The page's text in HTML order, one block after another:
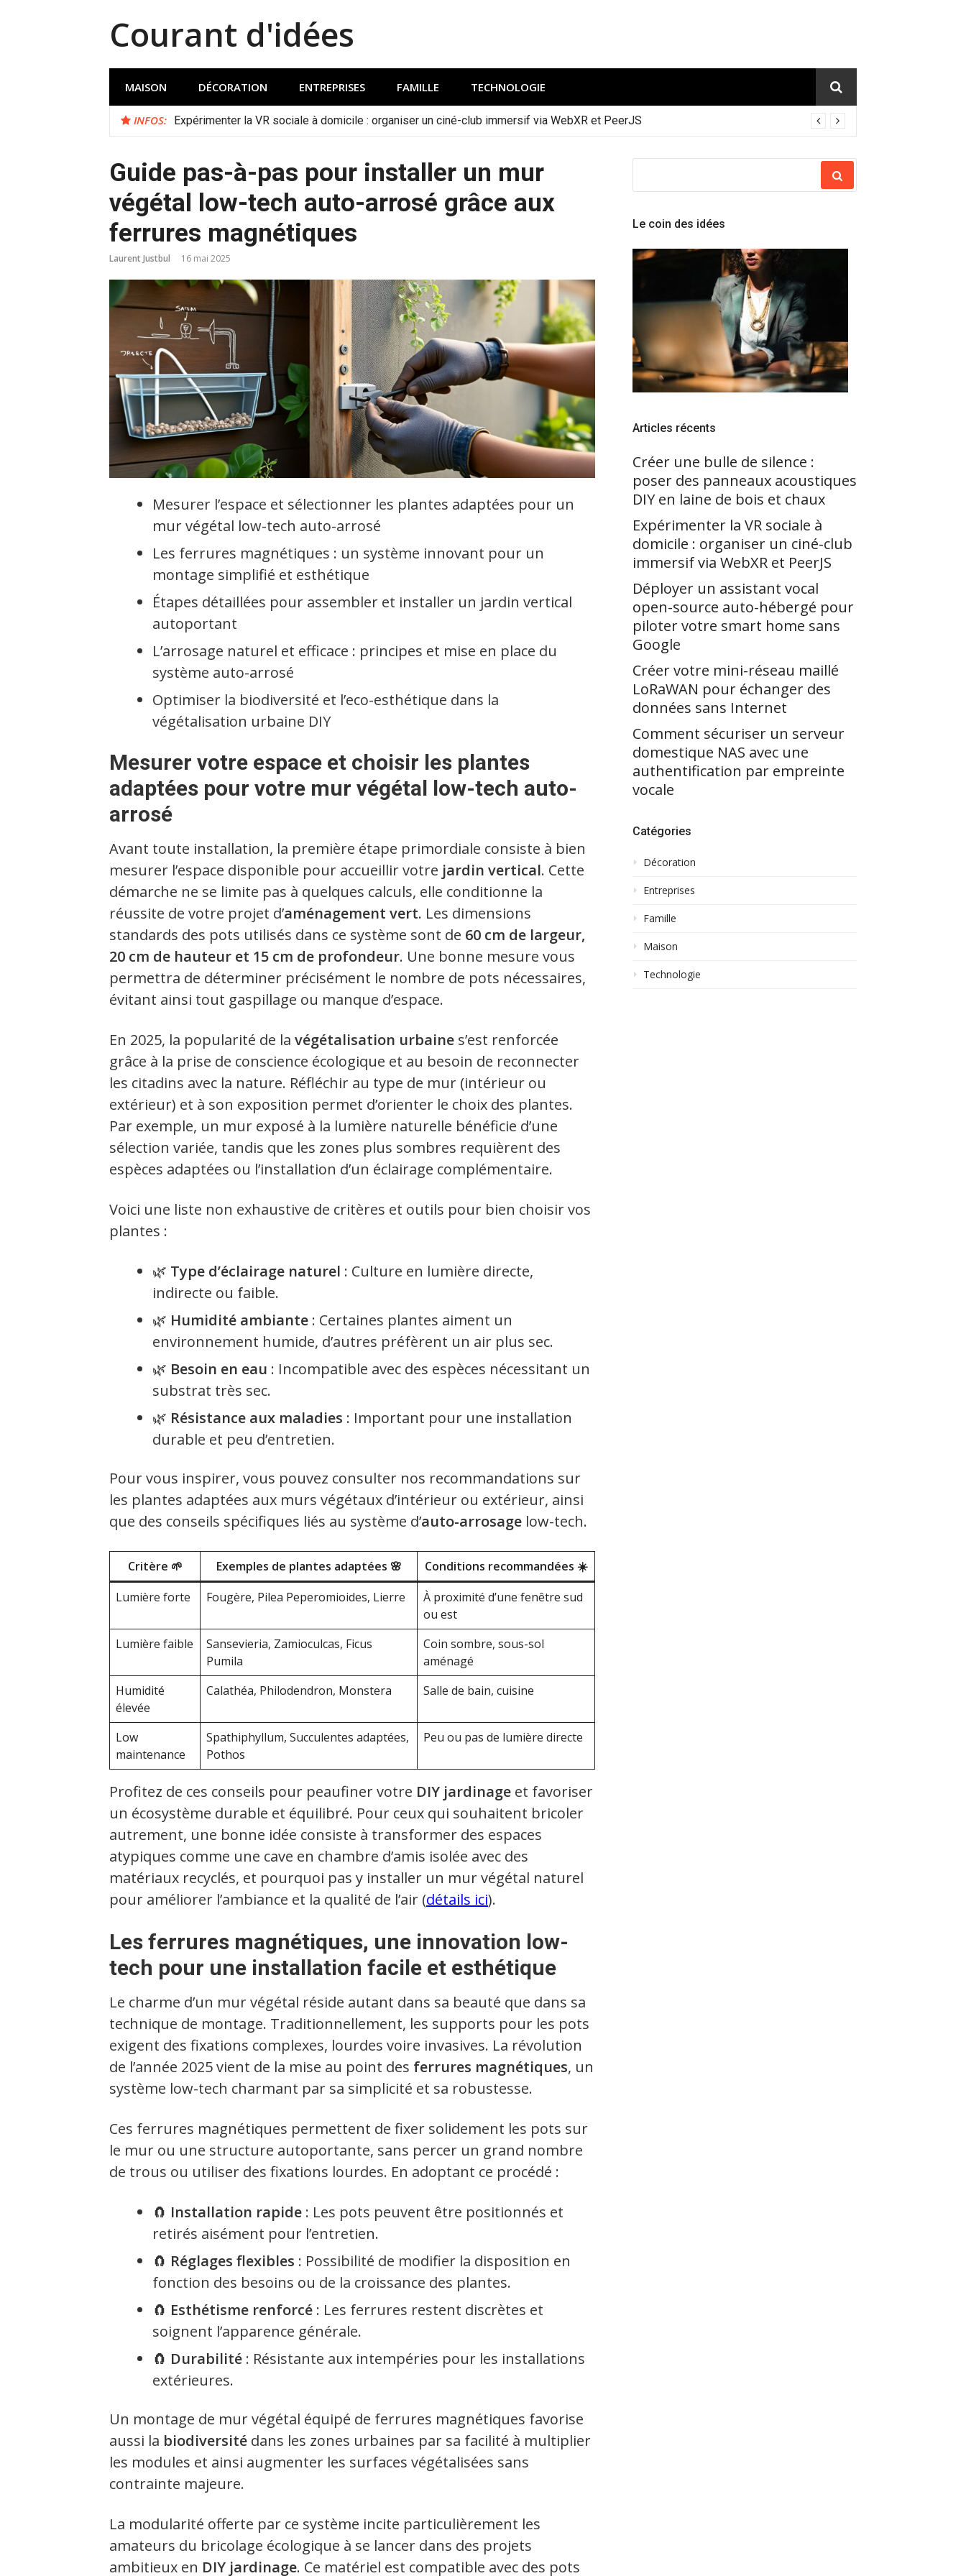
Courant d'idées
MAISON DÉCORATION ENTREPRISES FAMILLE TECHNOLOGIE
INFOS: Expérimenter la VR sociale à domicile : organiser un ciné-club immersif via WebXR et PeerJS
Guide pas-à-pas pour installer un mur
végétal low-tech auto-arrosé grâce aux
ferrures magnétiques
Laurent Justbul 16 mai 2025
Mesurer l’espace et sélectionner les plantes adaptées pour un
mur végétal low-tech auto-arrosé
Les ferrures magnétiques : un système innovant pour un
montage simplifié et esthétique
Étapes détaillées pour assembler et installer un jardin vertical
autoportant
L’arrosage naturel et efficace : principes et mise en place du
système auto-arrosé
Optimiser la biodiversité et l’eco-esthétique dans la
végétalisation urbaine DIY
Mesurer votre espace et choisir les plantes
adaptées pour votre mur végétal low-tech auto-
arrosé
Avant toute installation, la première étape primordiale consiste à bien
mesurer l’espace disponible pour accueillir votre jardin vertical. Cette
démarche ne se limite pas à quelques calculs, elle conditionne la
réussite de votre projet d’aménagement vert. Les dimensions
standards des pots utilisés dans ce système sont de 60 cm de largeur,
20 cm de hauteur et 15 cm de profondeur. Une bonne mesure vous
permettra de déterminer précisément le nombre de pots nécessaires,
évitant ainsi tout gaspillage ou manque d’espace.
En 2025, la popularité de la végétalisation urbaine s’est renforcée
grâce à la prise de conscience écologique et au besoin de reconnecter
les citadins avec la nature. Réfléchir au type de mur (intérieur ou
extérieur) et à son exposition permet d’orienter le choix des plantes.
Par exemple, un mur exposé à la lumière naturelle bénéficie d’une
sélection variée, tandis que les zones plus sombres requièrent des
espèces adaptées ou l’installation d’un éclairage complémentaire.
Voici une liste non exhaustive de critères et outils pour bien choisir vos
plantes :
🌿 Type d’éclairage naturel : Culture en lumière directe,
indirecte ou faible.
🌿 Humidité ambiante : Certaines plantes aiment un
environnement humide, d’autres préfèrent un air plus sec.
🌿 Besoin en eau : Incompatible avec des espèces nécessitant un
substrat très sec.
🌿 Résistance aux maladies : Important pour une installation
durable et peu d’entretien.
Pour vous inspirer, vous pouvez consulter nos recommandations sur
les plantes adaptées aux murs végétaux d’intérieur ou extérieur, ainsi
que des conseils spécifiques liés au système d’auto-arrosage low-tech.
Critère 🌱 Exemples de plantes adaptées 🌸
Conditions recommandées ☀️
Lumière forte
Fougère, Pilea Peperomioides, Lierre
À proximité d’une fenêtre sud
ou est
Lumière faible
Sansevieria, Zamioculcas, Ficus
Pumila
Coin sombre, sous-sol
aménagé
Humidité
élevée
Calathéa, Philodendron, Monstera Salle de bain, cuisine
Low
maintenance
Spathiphyllum, Succulentes adaptées,
Pothos
Peu ou pas de lumière directe
Profitez de ces conseils pour peaufiner votre DIY jardinage et favoriser
un écosystème durable et équilibré. Pour ceux qui souhaitent bricoler
autrement, une bonne idée consiste à transformer des espaces
atypiques comme une cave en chambre d’amis isolée avec des
matériaux recyclés, et pourquoi pas y installer un mur végétal naturel
pour améliorer l’ambiance et la qualité de l’air (détails ici).
Les ferrures magnétiques, une innovation low-
tech pour une installation facile et esthétique
Le charme d’un mur végétal réside autant dans sa beauté que dans sa
technique de montage. Traditionnellement, les supports pour les pots
exigent des fixations complexes, lourdes voire invasives. La révolution
de l’année 2025 vient de la mise au point des ferrures magnétiques, un
système low-tech charmant par sa simplicité et sa robustesse.
Ces ferrures magnétiques permettent de fixer solidement les pots sur
le mur ou une structure autoportante, sans percer un grand nombre
de trous ou utiliser des fixations lourdes. En adoptant ce procédé :
🧲 Installation rapide : Les pots peuvent être positionnés et
retirés aisément pour l’entretien.
🧲 Réglages flexibles : Possibilité de modifier la disposition en
fonction des besoins ou de la croissance des plantes.
🧲 Esthétisme renforcé : Les ferrures restent discrètes et
soignent l’apparence générale.
🧲 Durabilité : Résistante aux intempéries pour les installations
extérieures.
Un montage de mur végétal équipé de ferrures magnétiques favorise
aussi la biodiversité dans les zones urbaines par sa facilité à multiplier
les modules et ainsi augmenter les surfaces végétalisées sans
contrainte majeure.
La modularité offerte par ce système incite particulièrement les
amateurs du bricolage écologique à se lancer dans des projets
ambitieux en DIY jardinage. Ce matériel est compatible avec des pots
:
Le coin des idées
Articles récents
Créer une bulle de silence :
poser des panneaux acoustiques
DIY en laine de bois et chaux
Expérimenter la VR sociale à
domicile : organiser un ciné-club
immersif via WebXR et PeerJS
Déployer un assistant vocal
open-source auto-hébergé pour
piloter votre smart home sans
Google
Créer votre mini-réseau maillé
LoRaWAN pour échanger des
données sans Internet
Comment sécuriser un serveur
domestique NAS avec une
authentification par empreinte
vocale
Catégories
Décoration
Entreprises
Famille
Maison
Technologie